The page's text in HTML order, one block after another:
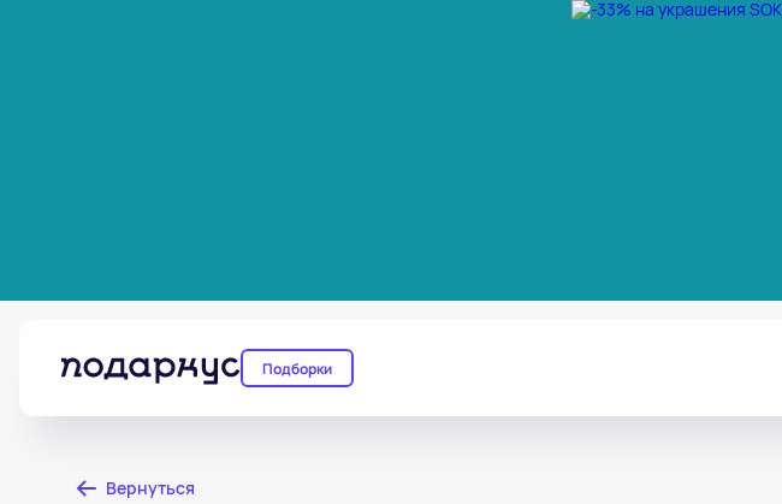
Подборки
Вернуться